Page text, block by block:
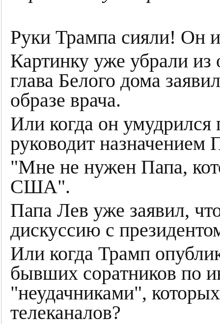
Руки Трампа сияли! Он
Картинку уже убрали из
глава Белого дома
образе врача.
Или когда он умудрился
руководит назначением
"Мне не нужен Папа,
США".
Папа Лев уже заявил,
дискуссию с
Или когда Трамп
бывших соратников по
"неудачниками",
телеканалов?